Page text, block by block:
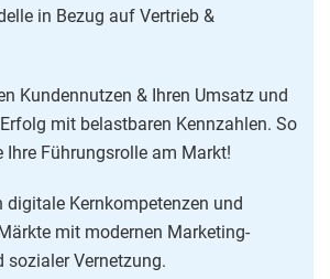
in Bezug auf Vertrieb &
Kundennutzen & Ihren Umsatz und
mit belastbaren Kennzahlen. So
Ihre Führungsrolle am Markt!
digitale Kernkompetenzen und
mit modernen Marketing-
sozialer Vernetzung.